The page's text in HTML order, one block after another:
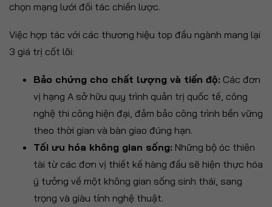
chọn mạng lưới đối tác chiến lược.
Việc hợp tác với các thương hiệu top đầu ngành mang lại
3 giá trị cốt lõi:
Bảo chứng cho chất lượng và tiến độ: Các đơn
vị hạng A sở hữu quy trình quản trị quốc tế, công
nghệ thi công hiện đại, đảm bảo công trình bền vững
theo thời gian và bàn giao đúng hạn.
Tối ưu hóa không gian sống: Những bộ óc thiên
tài từ các đơn vị thiết kế hàng đầu sẽ hiện thực hóa
ý tưởng về một không gian sống sinh thái, sang
trọng và giàu tính nghệ thuật.